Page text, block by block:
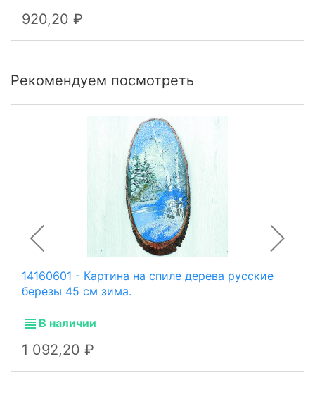
920,20
Рекомендуем посмотреть
14160601 - Картина на спиле дерева русские
березы 45 см зима.
В наличии
1 092,20